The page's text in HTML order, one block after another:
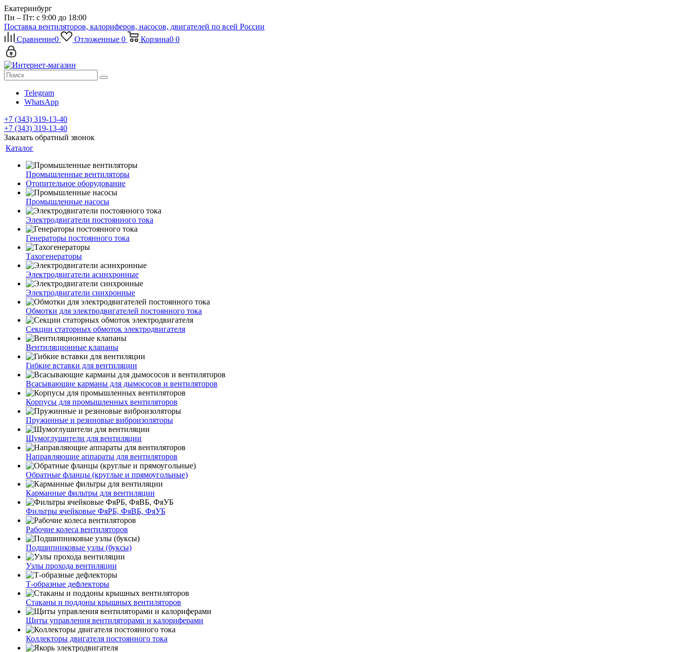
Екатеринбург
Пн – Пт: с 9:00 до 18:00
Поставка вентиляторов, калориферов, насосов, двигателей по всей России
Сравнение0 Отложенные 0 Корзина0 0
Telegram
WhatsApp
+7 (343) 319-13-40
+7 (343) 319-13-40
Заказать обратный звонок
Каталог
Промышленные вентиляторы
Отопительное оборудование
Промышленные насосы
Электродвигатели постоянного тока
Генераторы постоянного тока
Тахогенераторы
Электродвигатели асинхронные
Электродвигатели синхронные
Обмотки для электродвигателей постоянного тока
Секции статорных обмоток электродвигателя
Вентиляционные клапаны
Гибкие вставки для вентиляции
Всасывающие карманы для дымососов и вентиляторов
Корпусы для промышленных вентиляторов
Пружинные и резиновые виброизоляторы
Шумоглушители для вентиляции
Направляющие аппараты для вентиляторов
Обратные фланцы (круглые и прямоугольные)
Карманные фильтры для вентиляции
Фильтры ячейковые ФяРБ, ФяВБ, ФяУБ
Рабочие колеса вентиляторов
Подшипниковые узлы (буксы)
Узлы прохода вентиляции
Т-образные дефлекторы
Стаканы и поддоны крышных вентиляторов
Щиты управления вентиляторами и калориферами
Коллекторы двигателя постоянного тока